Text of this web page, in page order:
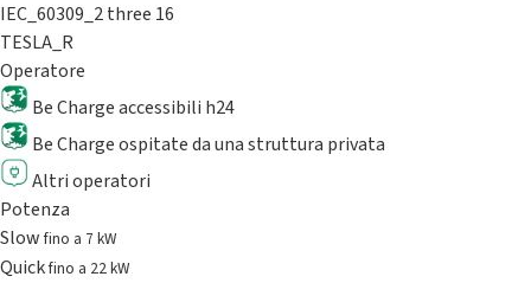
IEC_60309_2 three 16
TESLA_R
Operatore
Be Charge accessibili h24
Be Charge ospitate da una struttura privata
Altri operatori
Potenza
Slowfino a 7 kW
Quickfino a 22 kW